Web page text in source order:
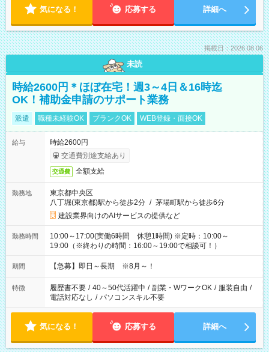
気になる！ 応募する 詳細へ
掲載日：2026.08.06
未読
時給2600円＊ほぼ在宅！週3～4日＆16時迄
OK！補助金申請のサポート業務
派遣 職種未経験OK ブランクOK WEB登録・面接OK
給与
時給2600円
交通費別途支給あり
交通費 全額支給
勤務地
東京都中央区
八丁堀(東京都)駅から徒歩2分 / 茅場町駅から徒歩6分
建設業界向けのAIサービスの提供など
勤務時間
10:00～17:00(実働6時間 休憩1時間) ※定時：10:00～
19:00（※終わりの時間：16:00～19:00で相談可！）
期間 【急募】即日～長期 ※8月～！
特徴 履歴書不要 / 40～50代活躍中 / 副業・WワークOK / 服装自由 /
電話対応なし / パソコンスキル不要
気になる！ 応募する 詳細へ